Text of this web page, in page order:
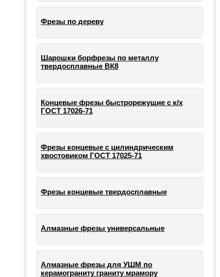
Фрезы по дереву
Шарошки борфрезы по металлу
твердосплавные ВК8
Концевые фрезы быстрорежущие с к/х
ГОСТ 17026-71
Фрезы концевые с цилиндрическим
хвостовиком ГОСТ 17025-71
Фрезы концевые твердосплавные
Алмазные фрезы универсальные
Алмазные фрезы для УШМ по
керамограниту граниту мрамору